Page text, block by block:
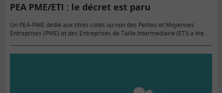
PEA PME/ETI : le décret est paru
Un PEA-PME dédié aux titres cotés ou non des Petites et Moyennes
Entreprises (PME) et des Entreprises de Taille Intermédiaire (ETI) a été